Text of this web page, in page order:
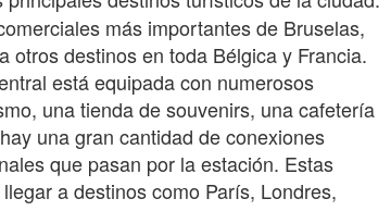
más importantes de Bruselas,
otros destinos en toda Bélgica y Francia.
está equipada con numerosos
una tienda de souvenirs, una cafetería
una gran cantidad de conexiones
que pasan por la estación. Estas
a destinos como París, Londres,